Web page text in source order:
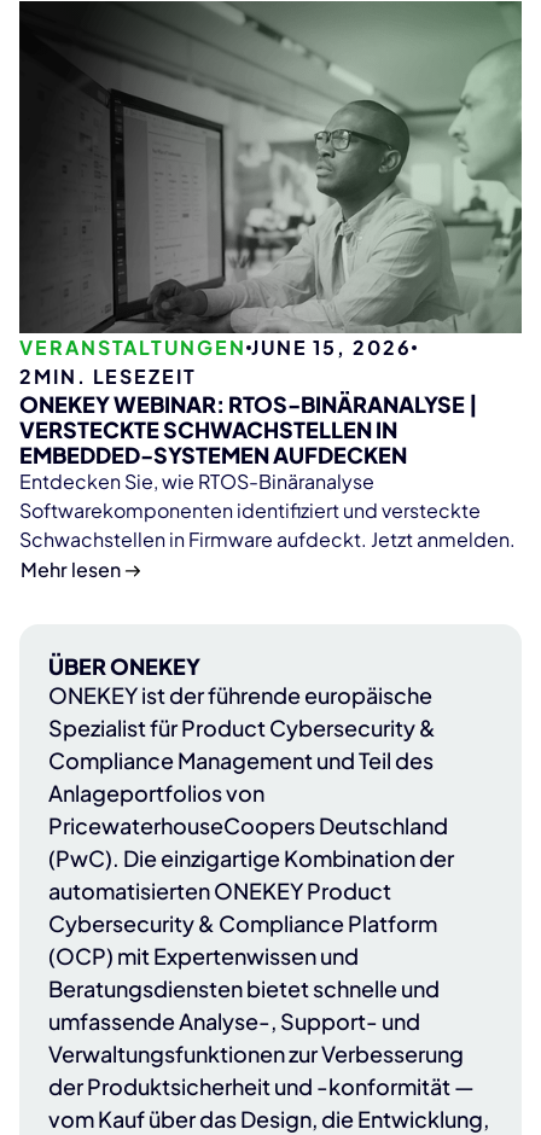
VERANSTALTUNGEN JUNE 15, 2026
2MIN. LESEZEIT
ONEKEY WEBINAR: RTOS-BINÄRANALYSE |
VERSTECKTE SCHWACHSTELLEN IN
EMBEDDED-SYSTEMEN AUFDECKEN
Entdecken Sie, wie RTOS-Binäranalyse
Softwarekomponenten identifiziert und versteckte
Schwachstellen in Firmware aufdeckt. Jetzt anmelden.
Mehr lesen
ÜBER ONEKEY
ONEKEYist der führende europäische
Spezialist für Product Cybersecurity &
Compliance Management und Teil des
Anlageportfolios von
PricewaterhouseCoopers Deutschland
(PwC). Die einzigartige Kombination der
automatisierten ONEKEY Product
Cybersecurity & Compliance Platform
(OCP) mit Expertenwissen und
Beratungsdiensten bietet schnelle und
umfassende Analyse-, Support- und
Verwaltungsfunktionen zur Verbesserung
der Produktsicherheit und -konformität —
vom Kauf über das Design, die Entwicklung,